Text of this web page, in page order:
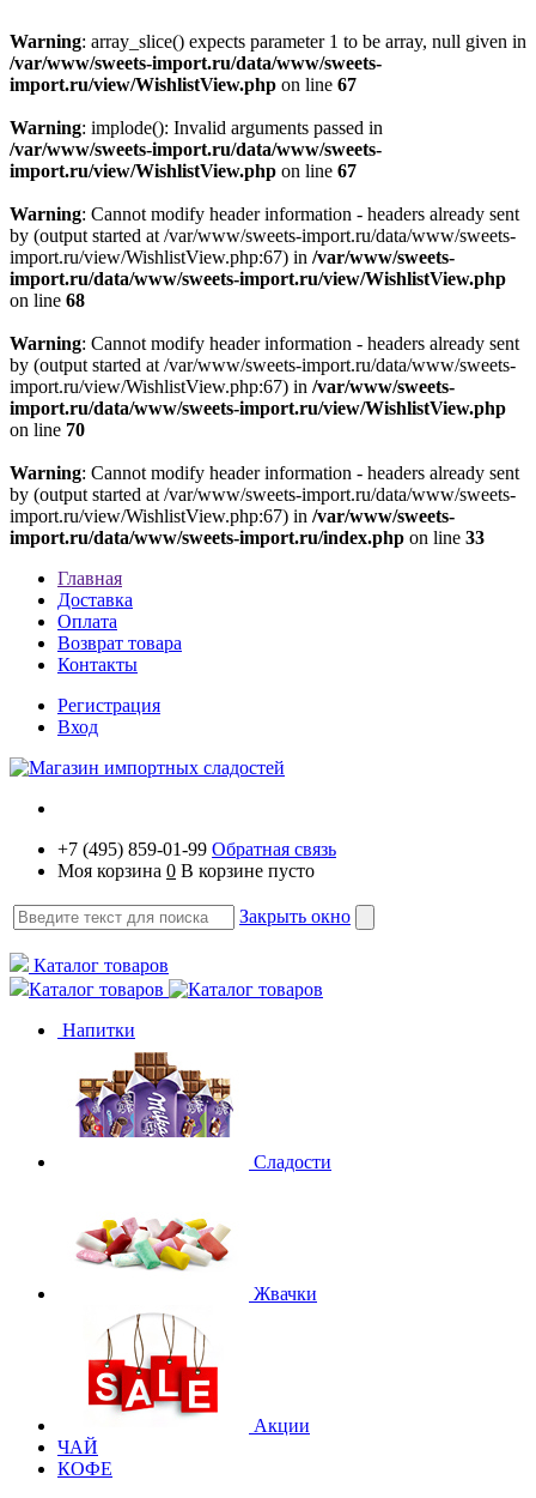
Warning: array_slice() expects parameter 1 to be array, null given in
/var/www/sweets-import.ru/data/www/sweets-
import.ru/view/WishlistView.php on line 67
Warning: implode(): Invalid arguments passed in
/var/www/sweets-import.ru/data/www/sweets-
import.ru/view/WishlistView.php on line 67
Warning: Cannot modify header information - headers already sent
by (output started at /var/www/sweets-import.ru/data/www/sweets-
import.ru/view/WishlistView.php:67) in /var/www/sweets-
import.ru/data/www/sweets-import.ru/view/WishlistView.php
on line 68
Warning: Cannot modify header information - headers already sent
by (output started at /var/www/sweets-import.ru/data/www/sweets-
import.ru/view/WishlistView.php:67) in /var/www/sweets-
import.ru/data/www/sweets-import.ru/view/WishlistView.php
on line 70
Warning: Cannot modify header information - headers already sent
by (output started at /var/www/sweets-import.ru/data/www/sweets-
import.ru/view/WishlistView.php:67) in /var/www/sweets-
import.ru/data/www/sweets-import.ru/index.php on line 33
Главная
Доставка
Оплата
Возврат товара
Контакты
Регистрация
Вход
+7 (495) 859-01-99 Обратная связь
Моя корзина 0 В корзине пусто
Закрыть окно
Каталог товаров
Каталог товаров
Напитки
Сладости
Жвачки
Акции
ЧАЙ
КОФЕ